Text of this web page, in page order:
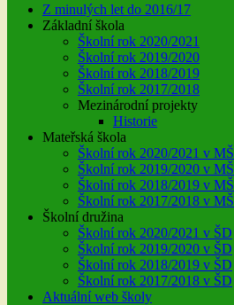
Z minulých let do 2016/17
Základní škola
Školní rok 2020/2021
Školní rok 2019/2020
Školní rok 2018/2019
Školní rok 2017/2018
Mezinárodní projekty
Historie
Mateřská škola
Školní rok 2020/2021 v MŠ
Školní rok 2019/2020 v MŠ
Školní rok 2018/2019 v MŠ
Školní rok 2017/2018 v MŠ
Školní družina
Školní rok 2020/2021 v ŠD
Školní rok 2019/2020 v ŠD
Školní rok 2018/2019 v ŠD
Školní rok 2017/2018 v ŠD
Aktuální web školy